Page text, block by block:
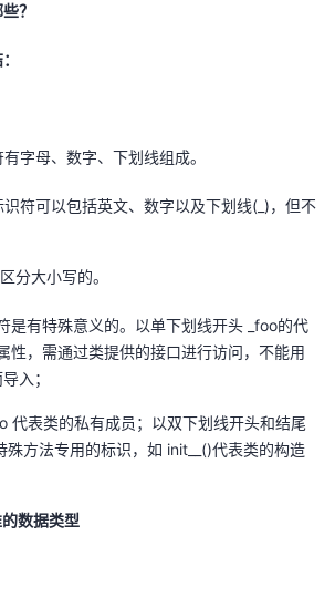
？
字母、数字、下划线组成。
符可以包括英文、数字以及下划线(_)，但不
分大小写的。
是有特殊意义的。以单下划线开头 _foo的代
性，需通过类提供的接口进行访问，不能用
入；
代表类的私有成员；以双下划线开头和结尾
方法专用的标识，如 init__()代表类的构造
数据类型